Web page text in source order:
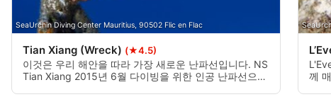
SeaUrchin Diving Center Mauritius, 90502 Flic en Flac
Tian Xiang (Wreck) (★4.5)
이것은 우리 해안을 따라 가장 새로운 난파선입니다. NS
Tian Xiang 2015년 6월 다이빙을 위한 인공 난파선으로
께